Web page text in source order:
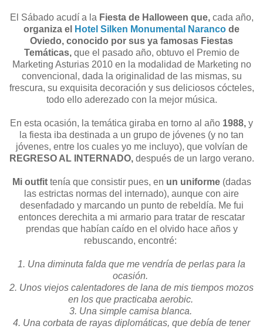
El Sábado acudí a la Fiesta de Halloween que, cada año,
organiza el
Hotel Silken Monumental Naranco de
Oviedo, conocido por sus ya famosas Fiestas
Temáticas, que el pasado año, obtuvo el Premio de
Marketing Asturias 2010 en la modalidad de Marketing no
convencional, dada la originalidad de las mismas, su
frescura, su exquisita decoración y sus deliciosos cócteles,
todo ello aderezado con la mejor música.
En esta ocasión, la temática giraba en torno al año 1988, y
la fiesta iba destinada a un grupo de jóvenes (y no tan
jóvenes, entre los cuales yo me incluyo), que volvían de
REGRESO AL INTERNADO, después de un largo verano.
Mi outfittenía que consistir pues, en un uniforme (dadas
las estrictas normas del internado), aunque con aire
desenfadado y marcando un punto de rebeldía. Me fui
entonces derechita a mi armario para tratar de rescatar
prendas que habían caído en el olvido hace años y
rebuscando, encontré:
1. Una diminuta falda que me vendría de perlas para la
ocasión.
2. Unos viejos calentadores de lana de mis tiempos mozos
en los que practicaba aerobic.
3. Una simple camisa blanca.
4. Una corbata de rayas diplomáticas, que debía de tener